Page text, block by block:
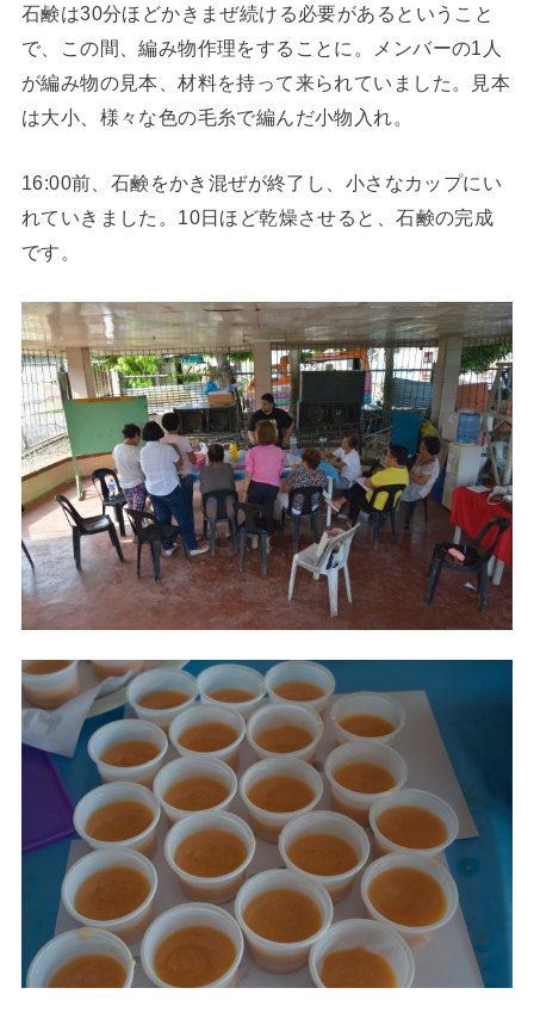
石鹸は30分ほどかきまぜ続ける必要があるということ
で、この間、編み物作理をすることに。メンバーの1人
が編み物の見本、材料を持って来られていました。見本
は大小、様々な色の毛糸で編んだ小物入れ。
16:00前、石鹸をかき混ぜが終了し、小さなカップにい
れていきました。10日ほど乾燥させると、石鹸の完成
です。